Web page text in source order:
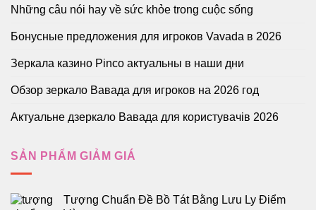
Những câu nói hay về sức khỏe trong cuộc sống
Бонусные предложения для игроков Vavada в 2026
Зеркала казино Pinco актуальны в наши дни
Обзор зеркало Вавада для игроков на 2026 год
Актуальне дзеркало Вавада для користувачів 2026
SẢN PHẨM GIẢM GIÁ
Tượng Chuẩn Đề Bồ Tát Bằng Lưu Ly Điểm